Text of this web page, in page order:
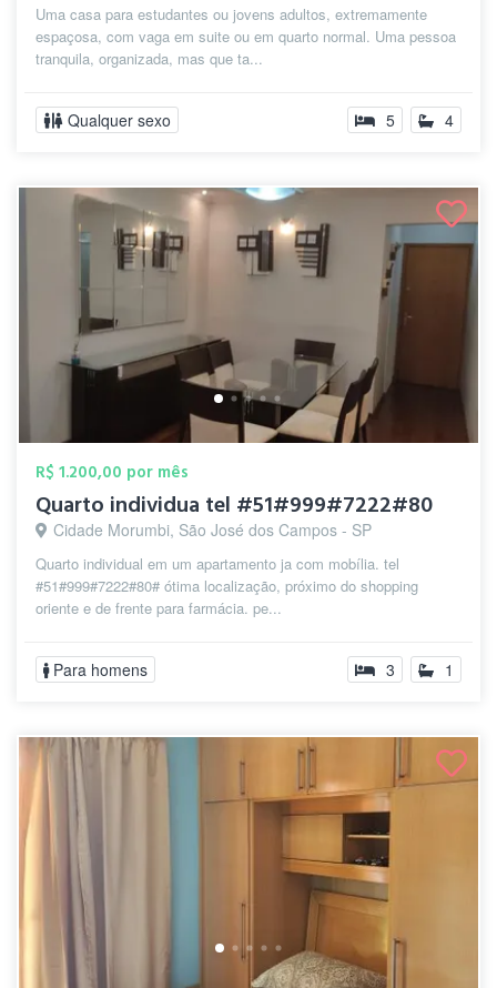
Uma casa para estudantes ou jovens adultos, extremamente
espaçosa, com vaga em suite ou em quarto normal. Uma pessoa
tranquila, organizada, mas que ta...
Qualquer sexo 5 4
R$ 1.200,00 por mês
Quarto individua tel #51#999#7222#80
Cidade Morumbi, São José dos Campos - SP
Quarto individual em um apartamento ja com mobília. tel
#51#999#7222#80# ótima localização, próximo do shopping
oriente e de frente para farmácia. pe...
Para homens 3 1